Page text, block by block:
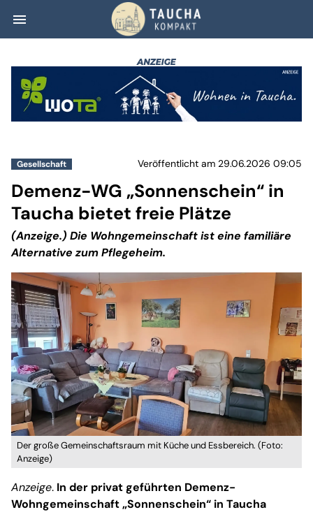
menu Demenz-WG
Gesellschaft Veröffentlicht am 29.06.2026 09:05
Demenz-WG „Sonnenschein“ in
Taucha bietet freie Plätze
(Anzeige.) Die Wohngemeinschaft ist eine familiäre
Alternative zum Pflegeheim.
Der große Gemeinschaftsraum mit Küche und Essbereich. (Foto:
Anzeige)
Anzeige. In der privat geführten Demenz-
Wohngemeinschaft „Sonnenschein“ in Taucha